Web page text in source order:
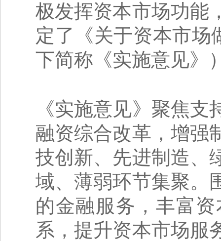
极发挥资本市场功能
定了《关于资本市场
下简称《实施意见》
《实施意见》聚焦
融资综合改革，增强
技创新、先进制造、
域、薄弱环节集聚。
的金融服务，丰富
系，提升资本市场服